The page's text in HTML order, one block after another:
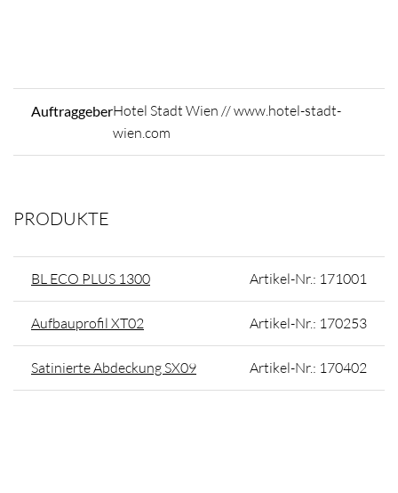
AuftraggeberHotel Stadt Wien // www.hotel-stadt-
wien.com
PRODUKTE
BL ECO PLUS 1300 Artikel-Nr.: 171001
Aufbauprofil XT02 Artikel-Nr.: 170253
Satinierte Abdeckung SX09 Artikel-Nr.: 170402